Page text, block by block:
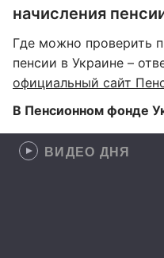
начисления
Где можно проверить
пенсии в Украине –
официальный сайт
В Пенсионном фонде
ВИДЕО ДНЯ